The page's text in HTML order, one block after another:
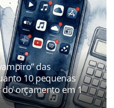
das
10 pequenas
orçamento em 1